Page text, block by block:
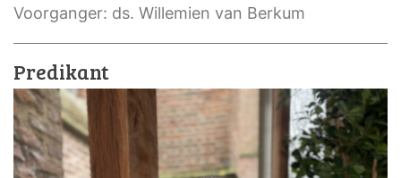
Voorganger: ds. Willemien van Berkum
Predikant